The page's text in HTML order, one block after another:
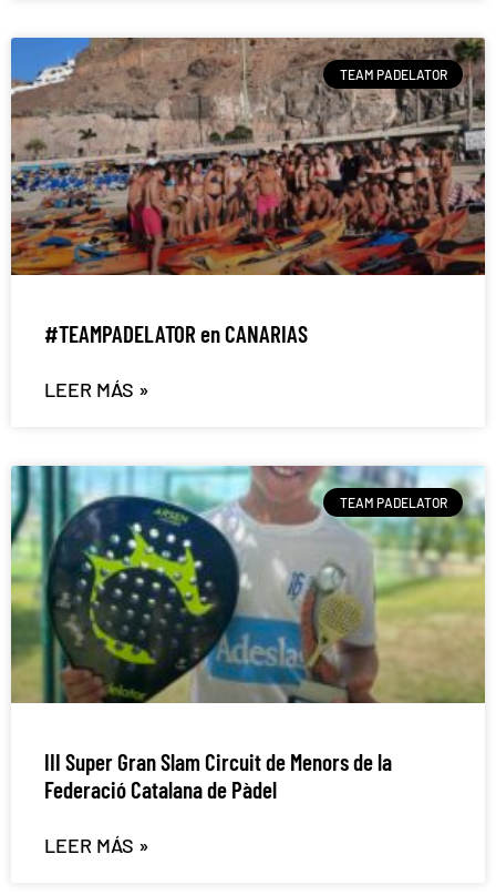
TEAM PADELATOR
#TEAMPADELATOR en CANARIAS
LEER MÁS »
TEAM PADELATOR
III Super Gran Slam Circuit de Menors de la
Federació Catalana de Pàdel
LEER MÁS »